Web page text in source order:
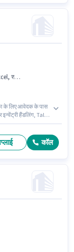
हैंडलिंग
के लिए आवेदक के पास
हैंडलिंग, Tally
आप प्रति माह
कॉल